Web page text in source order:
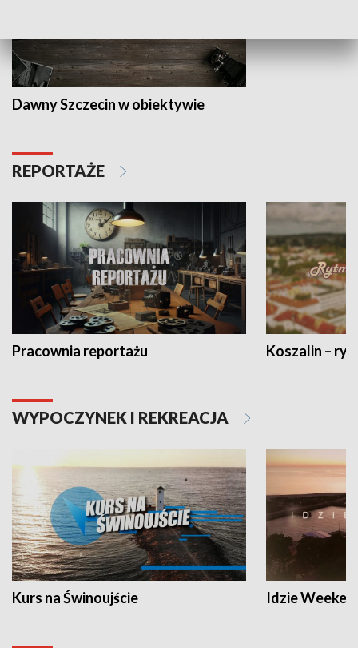
Dawny Szczecin w obiektywie
REPORTAŻE
Pracownia reportażu Koszalin –
WYPOCZYNEK I REKREACJA
Kurs na Świnoujście Idzie